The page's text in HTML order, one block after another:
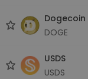
Dogecoin
DOGE
USDS
USDS